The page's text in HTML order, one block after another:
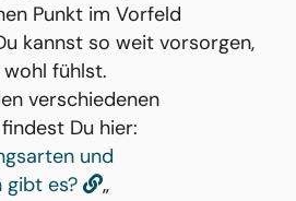
Punkt im Vorfeld
kannst so weit vorsorgen,
fühlst.
verschiedenen
Du hier:
und
gibt es?
„